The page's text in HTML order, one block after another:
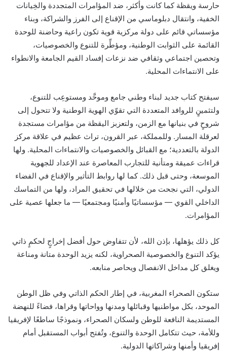
حارسة ويقظة كما كانت وأكثر، ضد المؤامرات المتجددة والخِيانات
الخفية، وانتقال دبلوماسي من الإقناع إلى الفرز والشراكة، وبناء
مؤسساتي قائم على دولة مركزية قوية تكون راعية وحاضنة للوحدة
القائمة على الثوابت الوطنية، ومؤطِّرة للتنوع والخصوصيات،
وتحصين اجتماعي وثقافي ضد نزعات إفساد القيم الجامعة والانطواء
على الانتماءات المحلية.
سيفتح كتاب جديد لبناء وطني جامع وموحَّد ومستوعِب للتنوع،
ولتثمينٍ للروافد المتعددة التي تقوّي الهوية الوطنية ولا تتحول إلى
شروحٍ في بنيانها مع الزمن، ولتعزبز اليقظة من مؤامرات مستجدة
لعرقلة المسار. وللمملكة، عبر القرون، تراث عظيم في علاقة مركز
الدولة بالتعددية؛ مع القبائل والخصوصيات والانتماءات المحلية. ولها
قراءات عميقة ومتأنية للتجارب المعاصرة عند الإعداد للجهوية
الموسعة، وحتى قبل ذلك. كما لها روابط التأثير والإقناع في الفضاء
الدولي، التي نجحت من خلالها في تحقيق المراد، ولها من التماسك
الداخلي القوي — مؤسساتيًا وأمنيًا ومجتمعيًا — ما جعلها عصية على
المؤامرات.
كل ذلك يؤهلها، بإذن الله، لأن تتفاوض حول أفضل إخراجٍ لحكمٍ ذاتي
يؤكد التنوع والخصوصية الصحراوية، لكنه يزيد الوحدة متانة ومناعة
ويغلق كل مداخل الانفصال ويحاصر منابعه.
ستكون الصحراء المغربية، في إطار الحكم الذاتي وفي ظل الوطن
الموحد، بكل مواطنيها وقبائلها ومدنها وواحاتها وقراها، فضاءً للنهضة
المستديمة النافعة للوطن ولسكان الصحراء، ونموذجًا ساطعًا لإفريقيا
وللأمة، حيث تتكامل الوحدة والتنوع، وتُفتح أبواب المستقبل أمام
إفريقيا وأمنها وشراكاتها الدولية.